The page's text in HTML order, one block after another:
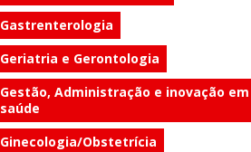
Gastrenterologia
Geriatria e Gerontologia
Gestão, Administração e inovação em
saúde
Ginecologia/Obstetrícia